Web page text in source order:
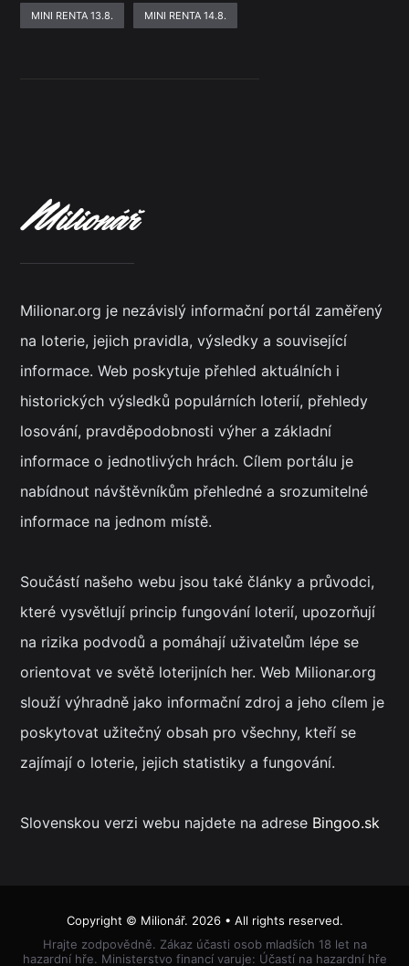
MINI RENTA 13.8. MINI RENTA 14.8.
Milionar.org je nezávislý informační portál zaměřený
na loterie, jejich pravidla, výsledky a související
informace. Web poskytuje přehled aktuálních i
historických výsledků populárních loterií, přehledy
losování, pravděpodobnosti výher a základní
informace o jednotlivých hrách. Cílem portálu je
nabídnout návštěvníkům přehledné a srozumitelné
informace na jednom místě.
Součástí našeho webu jsou také články a průvodci,
které vysvětlují princip fungování loterií, upozorňují
na rizika podvodů a pomáhají uživatelům lépe se
orientovat ve světě loterijních her. Web Milionar.org
slouží výhradně jako informační zdroj a jeho cílem je
poskytovat užitečný obsah pro všechny, kteří se
zajímají o loterie, jejich statistiky a fungování.
Slovenskou verzi webu najdete na adrese Bingoo.sk
Copyright © Milionář. 2026 • All rights reserved.
Hrajte zodpovědně. Zákaz účasti osob mladších 18 let na
hazardní hře. Ministerstvo financí varuje: Účastí na hazardní hře